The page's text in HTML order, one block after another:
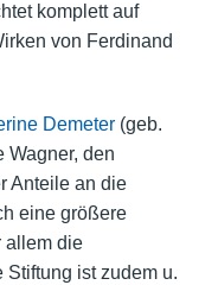
komplett auf
von Ferdinand
Demeter(geb.
Wagner, den
Anteile an die
eine größere
allem die
ist zudem u.